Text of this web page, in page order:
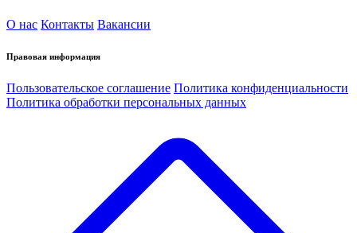
О нас Контакты Вакансии
Правовая информация
Пользовательское соглашение Политика конфиденциальности
Политика обработки персональных данных